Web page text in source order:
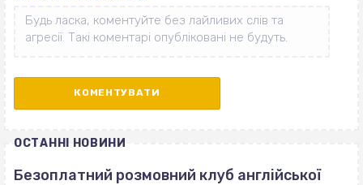
ОСТАННІ НОВИНИ
Безоплатний розмовний клуб англійської